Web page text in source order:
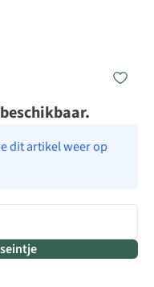
dit artikel weer op